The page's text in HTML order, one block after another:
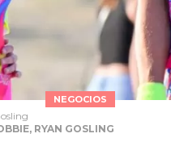
NEGOCIOS
RYAN GOSLING